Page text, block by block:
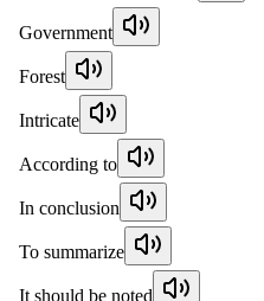
Government
Forest
Intricate
According to
In conclusion
To summarize
It should be noted